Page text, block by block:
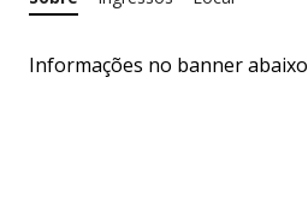
Informações no banner abaixo